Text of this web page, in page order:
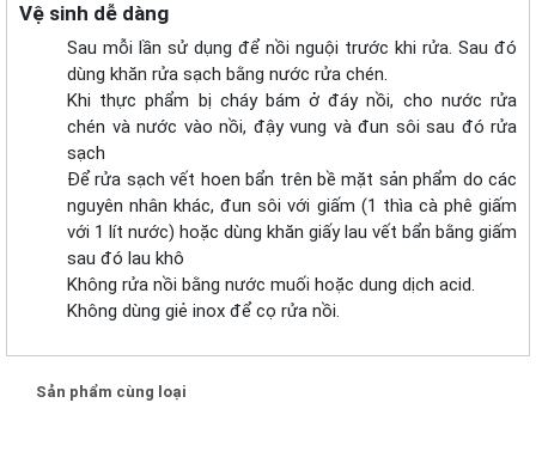
Vệ sinh dễ dàng
Sau mỗi lần sử dụng để nồi nguội trước khi rửa. Sau đó
dùng khăn rửa sạch bằng nước rửa chén.
Khi thực phẩm bị cháy bám ở đáy nồi, cho nước rửa
chén và nước vào nồi, đậy vung và đun sôi sau đó rửa
sạch
Để rửa sạch vết hoen bẩn trên bề mặt sản phẩm do các
nguyên nhân khác, đun sôi với giấm (1 thìa cà phê giấm
với 1 lít nước) hoặc dùng khăn giấy lau vết bẩn bằng giấm
sau đó lau khô
Không rửa nồi bằng nước muối hoặc dung dịch acid.
Không dùng giẻ inox để cọ rửa nồi.
Sản phẩm cùng loại